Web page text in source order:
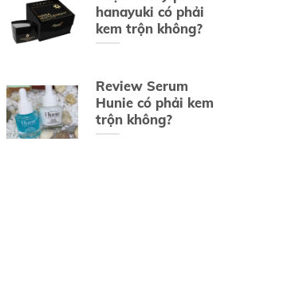
hanayuki có phải
kem trộn không?
Review Serum
Hunie có phải kem
trộn không?